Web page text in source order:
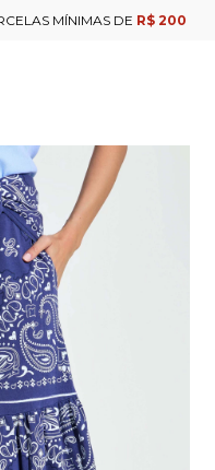
MÍNIMAS DE R$ 200